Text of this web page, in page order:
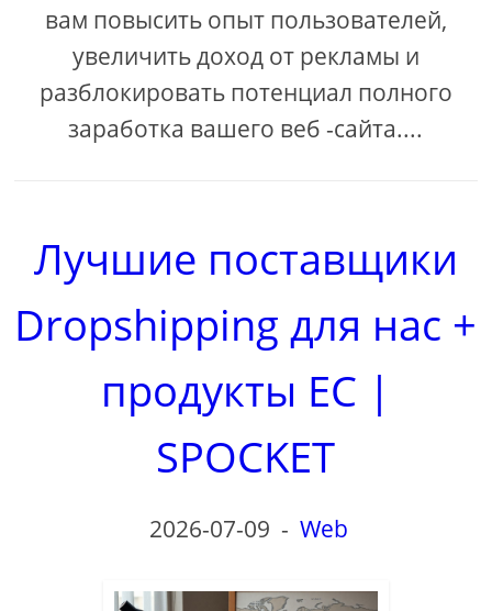
вам повысить опыт пользователей,
увеличить доход от рекламы и
разблокировать потенциал полного
заработка вашего веб -сайта....
Лучшие поставщики
Dropshipping для нас +
продукты ЕС |
SPOCKET
2026-07-09 - Web